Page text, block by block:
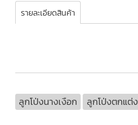
รายละเอียดสินค้า
ลูกโป่งนางเงือก ลูกโป่งตกแต่ง